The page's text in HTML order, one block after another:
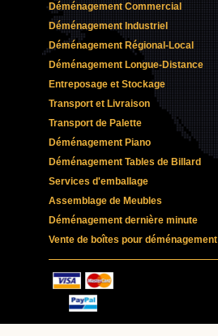
Déménagement Commercial
Déménagement Industriel
Déménagement Régional-Local
Déménagement Longue-Distance
Entreposage et Stockage
Transport et Livraison
Transport de Palette
Déménagement Piano
Déménagement Tables de Billard
Services d'emballage
Assemblage de Meubles
Déménagement dernière minute
Vente de boîtes pour déménagement